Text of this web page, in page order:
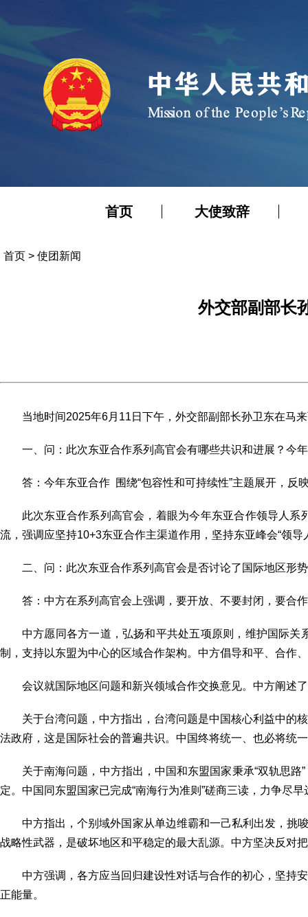
首页 大使致辞
首页 > 使团新闻
外交部副部长
当地时间2025年6月11日下午，外交部副部长孙卫东在马
一、问：此次东亚合作系列高官会有哪些共识和进展？今
答：今年东亚合作 围绕“包容性和可持续性”主题展开，
此次东亚合作系列高官会，着眼为今年东亚合作领导人
流，强调应坚持10+3东亚合作主渠道作用，坚持东亚峰会“领
二、问：此次东亚合作系列高官会是否讨论了国际地区形
答：中方在系列高官会上强调，要开放、不要封闭，要合
中方愿同各方一道，弘扬和平共处五项原则，维护国际
制，支持以东盟为中心的区域合作架构。中方倡导和平、合作
会议就国际地区问题和新兴领域合作交换意见。中方阐述
关于台湾问题，中方指出，台湾问题是中国核心利益中的
法政府，这是国际社会的普遍共识。中国终将统一、也必将统
关于南海问题，中方指出，中国和东盟国家秉承“双轨思
定。中国同东盟国家已完成“南海行为准则”磋商三读，力争尽
中方指出，个别域外国家从单边维霸和一己私利出发，挑
战略性武器，是破坏地区和平稳定的最大乱源。中方坚决反对
中方强调，各方应当回归建设性对话与合作的初心，坚持
正能量。